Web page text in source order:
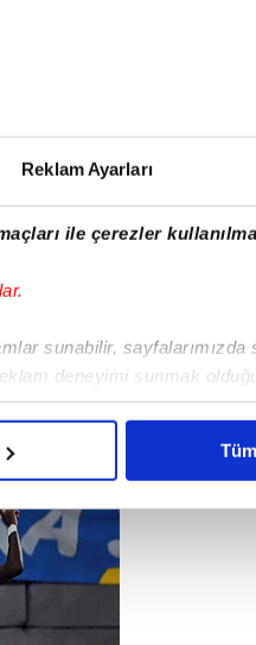
Reklam Ayarları
ile çerezler
sunabilir, sayfalarımızda
deneyimi sunmak
noktada, reklamların
ve üçüncü kişilere ait
çerezler bilgi toplumu
ve kişiselleştirilmesi ve
rızanız dahilinde
ve